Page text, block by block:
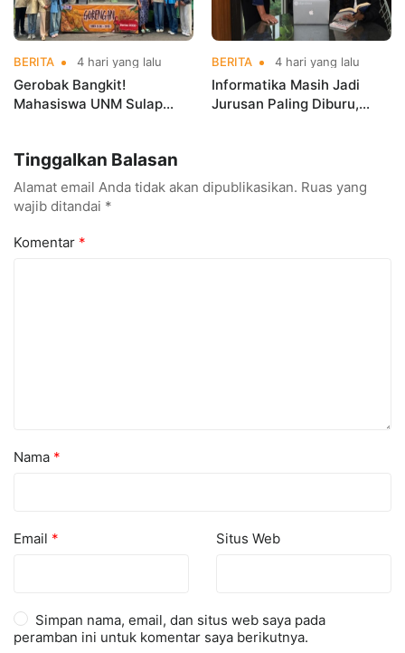
BERITA 4 hari yang lalu
Gerobak Bangkit!
Mahasiswa UNM Sulap
BERITA 4 hari yang lalu
Informatika Masih Jadi
Jurusan Paling Diburu,
Tinggalkan Balasan
Alamat email Anda tidak akan dipublikasikan. Ruas yang
wajib ditandai *
Komentar *
Nama *
Email * Situs Web
Simpan nama, email, dan situs web saya pada
peramban ini untuk komentar saya berikutnya.